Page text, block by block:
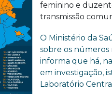
feminino e
transmissão
O Ministério da
sobre os números
informa que há, na
em investigação,
Laboratório